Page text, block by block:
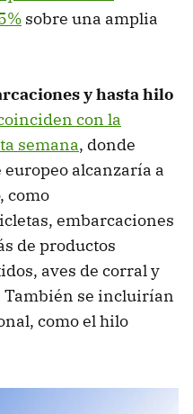
sobre una amplia
y hasta hilo
con la
semana, donde
alcanzaría a
como
embarcaciones
de productos
aves de corral y
También se incluirían
como el hilo